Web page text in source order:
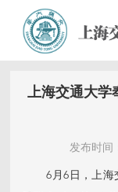
上海交通大学
发布时间
6月6日，上海交